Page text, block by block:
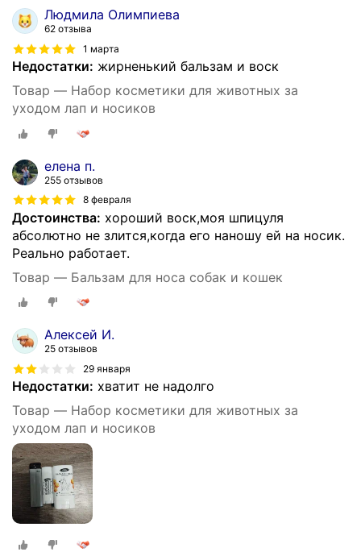
Людмила Олимпиева
62 отзыва
1 марта
Недостатки: жирненький бальзам и воск
Товар — Набор косметики для животных за
уходом лап и носиков
елена п.
255 отзывов
8 февраля
Достоинства: хороший воск,моя шпицуля
абсолютно не злится,когда его наношу ей на носик.
Реально работает.
Товар — Бальзам для носа собак и кошек
Алексей И.
25 отзывов
29 января
Недостатки: хватит не надолго
Товар — Набор косметики для животных за
уходом лап и носиков